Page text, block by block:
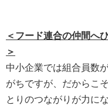
＜フード連合の仲間へ
＞
中小企業では組合員数
がちですが、だからこ
とりのつながりが力に